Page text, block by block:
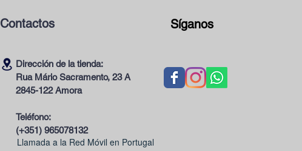
Contactos Síganos
Dirección de la tienda:
Rua Mário Sacramento, 23 A
2845-122 Amora
Teléfono:
(+351) 965078132
Llamada a la Red Móvil en Portugal